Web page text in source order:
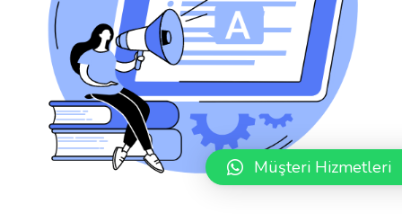
Müşteri Hizmetleri